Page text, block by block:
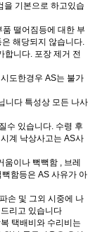
을 기본으로 하고있습
떨어짐등에 대한 부
해당되지 않습니다.
합니다. 포장 제거 전
도한경우 AS는 불가
니다 특성상 모든 나사
수 있습니다. 수령 후
계 낙상사고는 AS사
이나 뻑뻑함 , 브레
함등은 AS 사유가 아
손 및 그외 시중에 나
리고 있습니다
택배비와 수리비는